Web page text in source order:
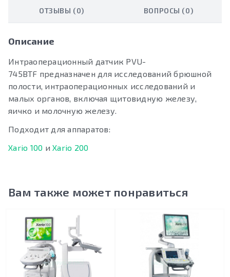
ОТЗЫВЫ (0) ВОПРОСЫ (0)
Описание
Интраоперационный датчик PVU-
745ВТF предназначен для исследований брюшной
полости, интраоперационных исследований и
малых органов, включая щитовидную железу,
яичко и молочную железу.
Подходит для аппаратов:
Xario 100 и Xario 200
Вам также может понравиться